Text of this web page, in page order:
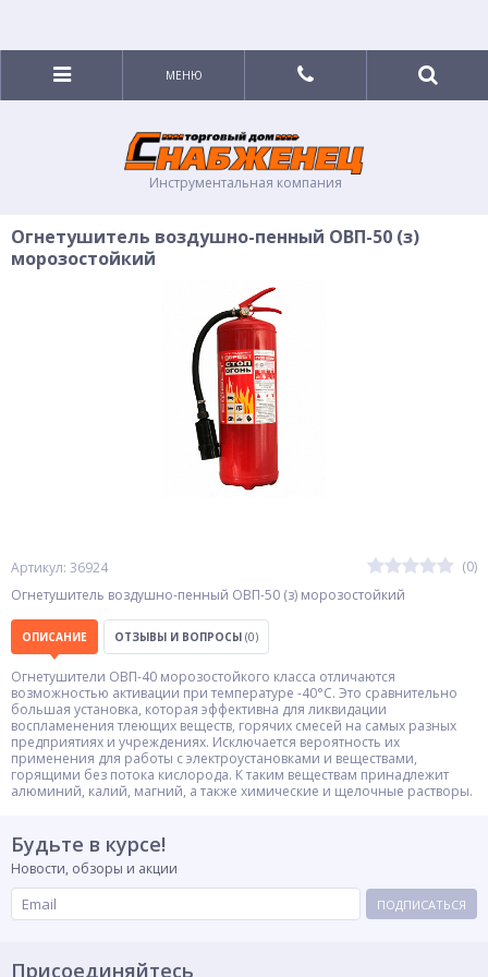
Инструментальная компания
МЕНЮ
Огнетушитель воздушно-пенный ОВП-50 (з)
морозостойкий
Артикул: 36924
(0)
Огнетушитель воздушно-пенный ОВП-50 (з) морозостойкий
ОПИСАНИЕ ОТЗЫВЫ И ВОПРОСЫ (0)
Огнетушители ОВП-40 морозостойкого класса отличаются
возможностью активации при температуре -40°C. Это сравнительно
большая установка, которая эффективна для ликвидации
воспламенения тлеющих веществ, горячих смесей на самых разных
предприятиях и учреждениях. Исключается вероятность их
применения для работы с электроустановками и веществами,
горящими без потока кислорода. К таким веществам принадлежит
алюминий, калий, магний, а также химические и щелочные растворы.
Будьте в курсе!
Новости, обзоры и акции
ПОДПИСАТЬСЯ
Присоединяйтесь